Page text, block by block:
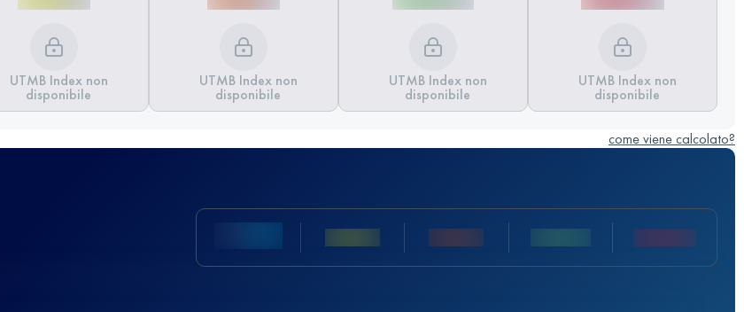
UTMB Index non
disponibile
UTMB Index non
disponibile
UTMB Index non
disponibile
UTMB Index non
disponibile
come viene calcolato?